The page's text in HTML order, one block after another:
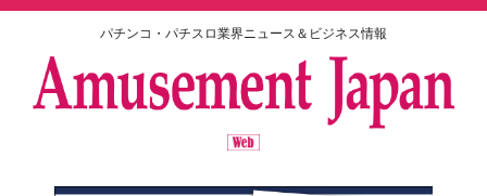
パチンコ・パチスロ業界ニュース＆ビジネス情報